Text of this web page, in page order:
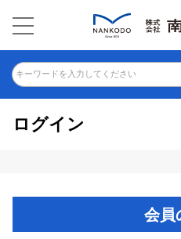
キーワードを入力してください
ログイン
会員